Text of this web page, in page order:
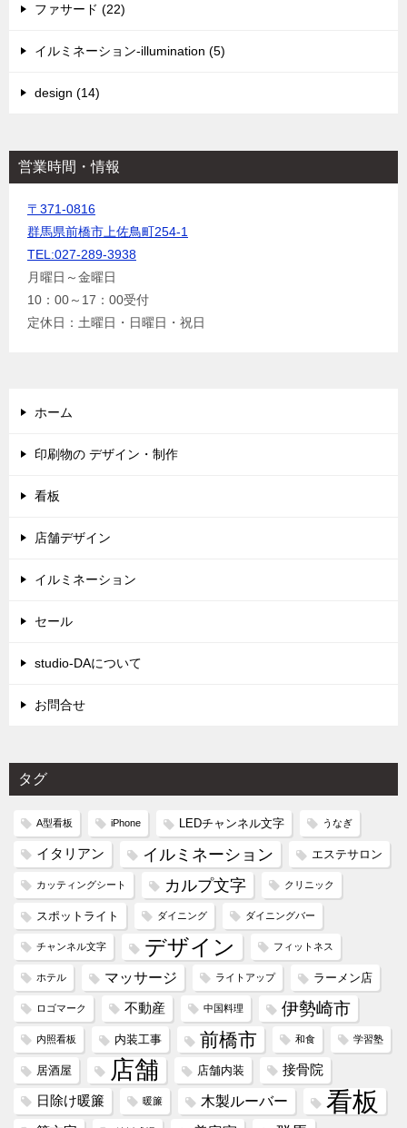
ファサード (22)
イルミネーション-illumination (5)
design (14)
営業時間・情報
〒371-0816
群馬県前橋市上佐鳥町254-1
TEL:027-289-3938
月曜日～金曜日
10：00～17：00受付
定休日：土曜日・日曜日・祝日
ホーム
印刷物の デザイン・制作
看板
店舗デザイン
イルミネーション
セール
studio-DAについて
お問合せ
タグ
A型看板 iPhone LEDチャンネル文字 うなぎ
イタリアン イルミネーション エステサロン
カッティングシート カルプ文字 クリニック
スポットライト ダイニング ダイニングバー
チャンネル文字 デザイン フィットネス
ホテル マッサージ ライトアップ ラーメン店
ロゴマーク 不動産 中国料理 伊勢崎市
内照看板 内装工事 前橋市 和食 学習塾
居酒屋 店舗 店舗内装 接骨院
日除け暖簾 暖簾 木製ルーバー 看板